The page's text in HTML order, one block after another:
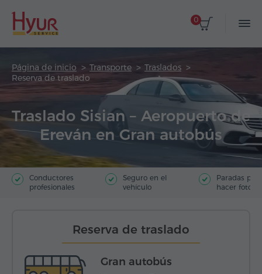
0
Página de inicio Transporte
Traslados
Reserva de traslado
Traslado Sisian – Aeropuerto de
Ereván en Gran autobús
Conductores
profesionales
Seguro en el
vehículo
Paradas para
hacer fotos
Reserva de traslado
Gran autobús